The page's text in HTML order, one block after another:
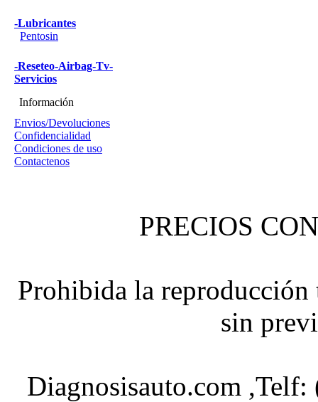
-Lubricantes
Pentosin
-Reseteo-Airbag-Tv-
Servicios
Información
Envios/Devoluciones
Confidencialidad
Condiciones de uso
Contactenos
PRECIOS
Prohibida la
sin
Diagnosisauto.com